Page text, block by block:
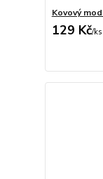
Kovový
129 Kč/ks